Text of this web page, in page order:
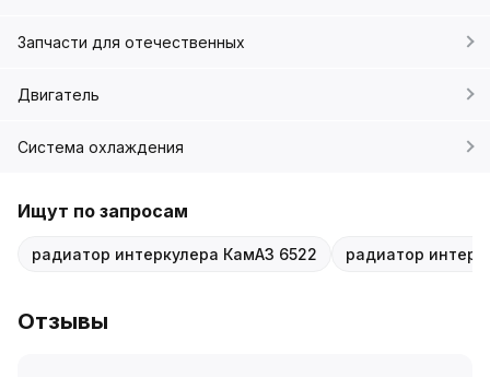
Запчасти для отечественных
Двигатель
Система охлаждения
Ищут по запросам
радиатор интеркулера КамАЗ 6522 радиатор
Отзывы